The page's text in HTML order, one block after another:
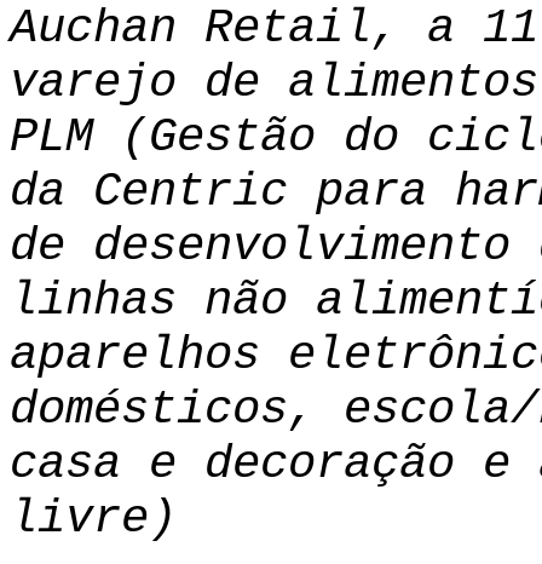
Auchan Retail, a
varejo de
PLM (Gestão do
da Centric para
de
linhas não
aparelhos
domésticos,
casa e decoração
livre)